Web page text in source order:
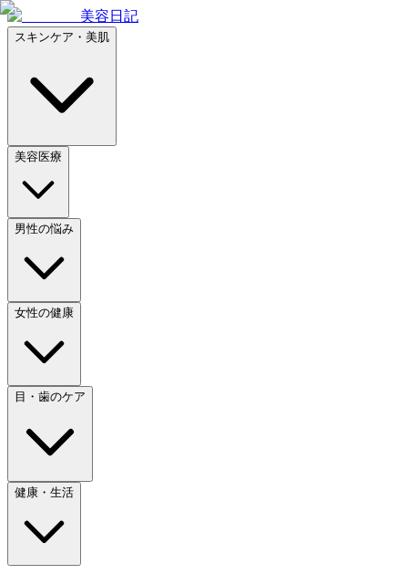
美容日記
スキンケア・美肌
美容医療
男性の悩み
女性の健康
目・歯のケア
健康・生活